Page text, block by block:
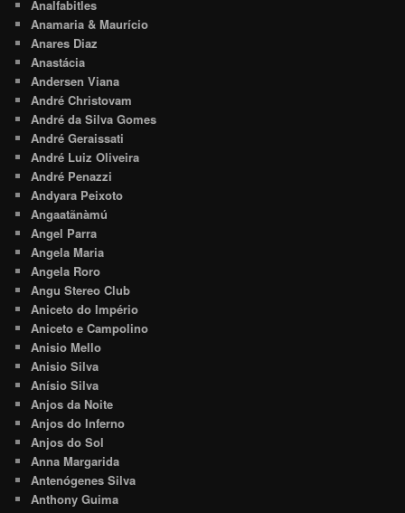
Analfabitles
Anamaria & Maurício
Anares Diaz
Anastácia
Andersen Viana
André Christovam
André da Silva Gomes
André Geraissati
André Luiz Oliveira
André Penazzi
Andyara Peixoto
Angaatãnàmú
Angel Parra
Angela Maria
Angela Roro
Angu Stereo Club
Aniceto do Império
Aniceto e Campolino
Anisio Mello
Anisio Silva
Anísio Silva
Anjos da Noite
Anjos do Inferno
Anjos do Sol
Anna Margarida
Antenógenes Silva
Anthony Guima